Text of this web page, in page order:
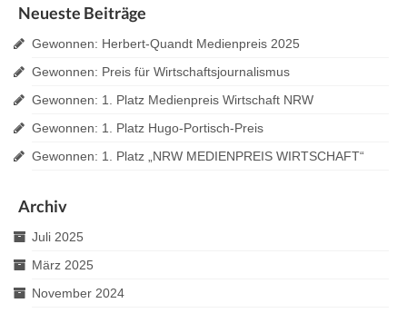
Neueste Beiträge
Gewonnen: Herbert-Quandt Medienpreis 2025
Gewonnen: Preis für Wirtschaftsjournalismus
Gewonnen: 1. Platz Medienpreis Wirtschaft NRW
Gewonnen: 1. Platz Hugo-Portisch-Preis
Gewonnen: 1. Platz „NRW MEDIENPREIS WIRTSCHAFT“
Archiv
Juli 2025
März 2025
November 2024